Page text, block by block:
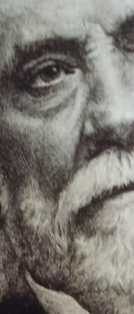
l'info
locale
–
Hebdo25